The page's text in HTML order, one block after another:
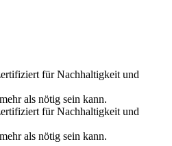
für Nachhaltigkeit und
als nötig sein kann.
für Nachhaltigkeit und
als nötig sein kann.